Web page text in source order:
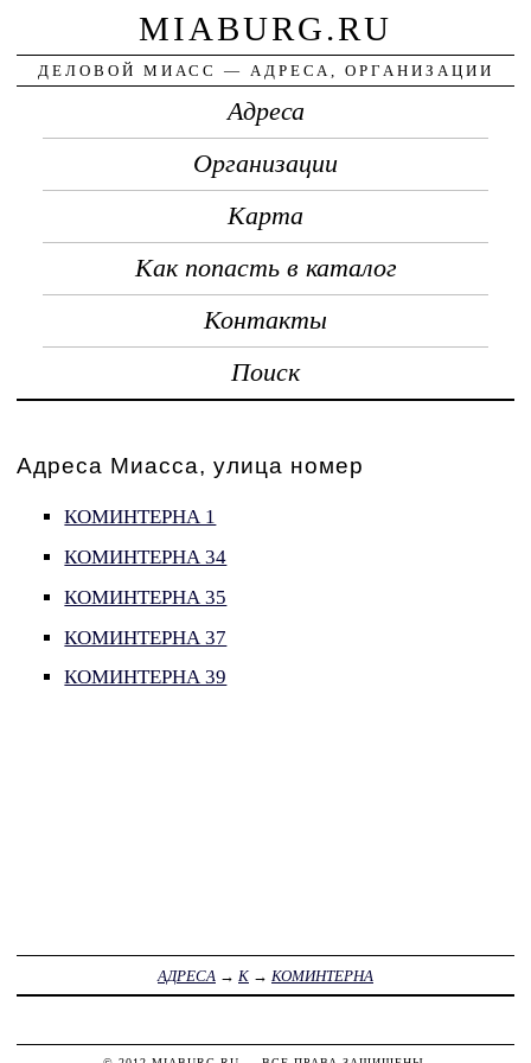
MIABURG.RU
ДЕЛОВОЙ МИАСС — АДРЕСА, ОРГАНИЗАЦИИ
Адреса
Организации
Карта
Как попасть в каталог
Контакты
Поиск
Адреса Миасса, улица номер
КОМИНТЕРНА 1
КОМИНТЕРНА 34
КОМИНТЕРНА 35
КОМИНТЕРНА 37
КОМИНТЕРНА 39
АДРЕСА → К → КОМИНТЕРНА